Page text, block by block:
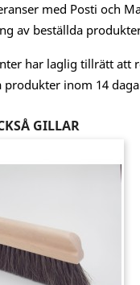
med Posti och
av beställda
har laglig tillrätt att
produkter inom 14
GILLAR